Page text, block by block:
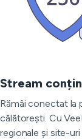
Stream
Rămâi conectat la
călătorești. Cu
regionale și site-